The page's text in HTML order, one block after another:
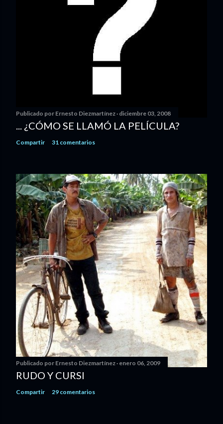
Publicado por Ernesto Diezmartínez diciembre 03, 2008
... ¿CÓMO SE LLAMÓ LA PELÍCULA?
Compartir 31 comentarios
Publicado por Ernesto Diezmartínez enero 06, 2009
RUDO Y CURSI
Compartir 29 comentarios